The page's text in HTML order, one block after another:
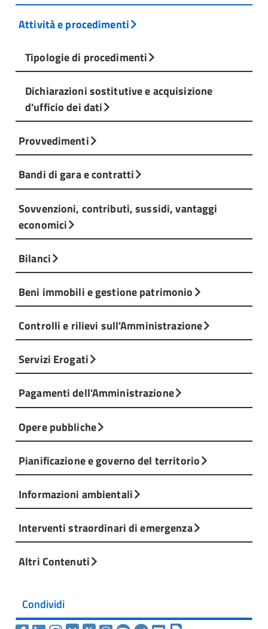
Attività e procedimenti
Tipologie di procedimenti
Dichiarazioni sostitutive e acquisizione
d'ufficio dei dati
Provvedimenti
Bandi di gara e contratti
Sovvenzioni, contributi, sussidi, vantaggi
economici
Bilanci
Beni immobili e gestione patrimonio
Controlli e rilievi sull'Amministrazione
Servizi Erogati
Pagamenti dell'Amministrazione
Opere pubbliche
Pianificazione e governo del territorio
Informazioni ambientali
Interventi straordinari di emergenza
Altri Contenuti
Condividi